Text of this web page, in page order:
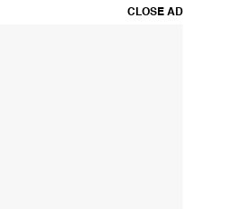
CLOSE AD